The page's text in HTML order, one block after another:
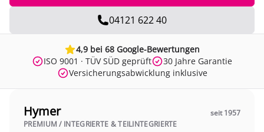
04121 622 40
4,9 bei 68 Google-Bewertungen
ISO 9001 · TÜV SÜD geprüft
30 Jahre Garantie
Versicherungsabwicklung inklusive
Hymer
seit 1957
PREMIUM / INTEGRIERTE & TEILINTEGRIERTE